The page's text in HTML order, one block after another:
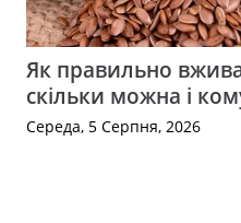
Як правильно
скільки можна і
Середа, 5 Серпня, 2026